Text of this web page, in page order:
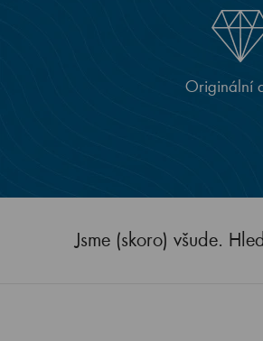
Originální
Jsme (skoro) všude.